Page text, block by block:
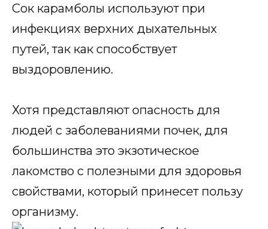
Сок карамболы используют при
инфекциях верхних дыхательных
путей, так как способствует
выздоровлению.
Хотя представляют опасность для
людей с заболеваниями почек, для
большинства это экзотическое
лакомство с полезными для здоровья
свойствами, который принесет пользу
организму.